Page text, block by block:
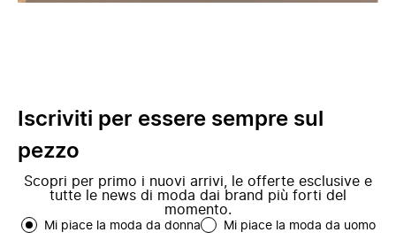
Iscriviti per essere sempre sul
pezzo
Scopri per primo i nuovi arrivi, le offerte esclusive e
tutte le news di moda dai brand più forti del
momento.
Mi piace la moda da donna Mi piace la moda da uomo